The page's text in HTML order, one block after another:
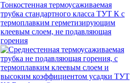
Тонкостенная термоусаживаемая
трубка стандартного класса ТУТ К с
термоплавким герметизирующим
клеевым слоем, не подавляющая
горения